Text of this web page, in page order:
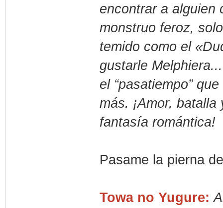
encontrar a alguien
monstruo feroz,
temido como el
gustarle
el “pasatiempo”
más. ¡Amor,
fantasía romántica!
Pasame la pierna
Towa no Yugure: